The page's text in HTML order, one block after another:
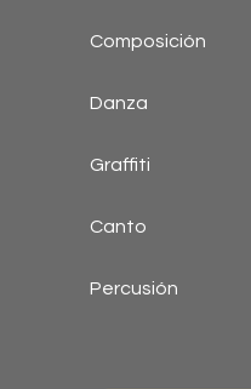
Composición
Danza
Graffiti
Canto
Percusión